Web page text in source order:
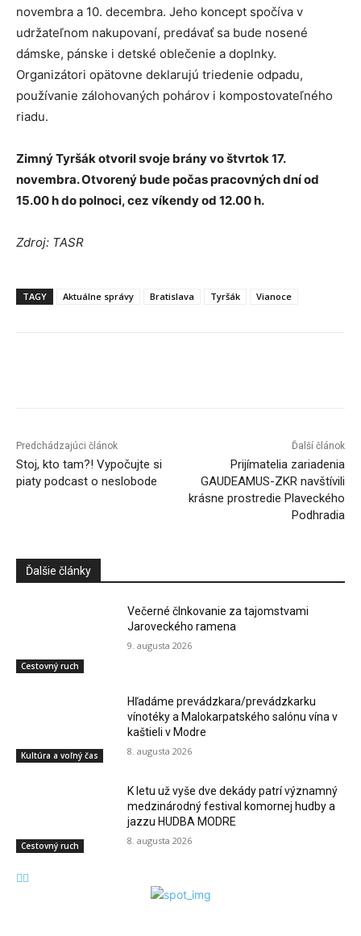
novembra a 10. decembra. Jeho koncept spočíva v
udržateľnom nakupovaní, predávať sa bude nosené
dámske, pánske i detské oblečenie a doplnky.
Organizátori opätovne deklarujú triedenie odpadu,
používanie zálohovaných pohárov i kompostovateľného
riadu.
Zimný Tyršák otvoril svoje brány vo štvrtok 17.
novembra. Otvorený bude počas pracovných dní od
15.00 h do polnoci, cez víkendy od 12.00 h.
Zdroj: TASR
TAGY Aktuálne správy Bratislava Tyršák Vianoce
Predchádzajúci článok
Stoj, kto tam?! Vypočujte si
piaty podcast o neslobode
Ďalší článok
Prijímatelia zariadenia
GAUDEAMUS-ZKR navštívili
krásne prostredie Plaveckého
Podhradia
Ďalšie články
Cestovný ruch
Večerné člnkovanie za tajomstvami
Jaroveckého ramena
9. augusta 2026
Kultúra a voľný čas
Hľadáme prevádzkara/prevádzkarku
vínotéky a Malokarpatského salónu vína v
kaštieli v Modre
8. augusta 2026
Cestovný ruch
K letu už vyše dve dekády patrí významný
medzinárodný festival komornej hudby a
jazzu HUDBA MODRE
8. augusta 2026